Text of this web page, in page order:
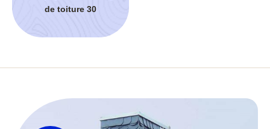
de toiture 30